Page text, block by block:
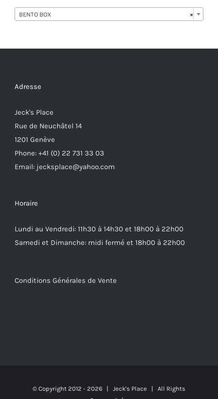
×
BENTO BOX
Adresse
Jeck's Place
Rue de Neuchâtel 14
1201 Genève
Phone: +41 (0) 22 731 33 03
Email: jecksplace@yahoo.com
Horaire
Lundi au Vendredi: 11h30 à 14h30 et 18h00 à 22h00
Samedi et Dimanche: midi fermé et 18h00 à 22h00
Conditions Générales de Vente
© Copyright 2012 - 2026 | Jeck's Place | All Rights